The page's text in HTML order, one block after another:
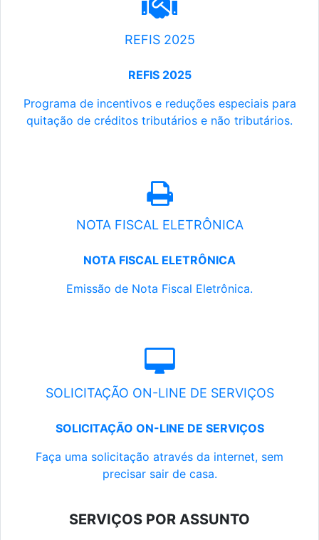
REFIS 2025
REFIS 2025
Programa de incentivos e reduções especiais para
quitação de créditos tributários e não tributários.
NOTA FISCAL ELETRÔNICA
NOTA FISCAL ELETRÔNICA
Emissão de Nota Fiscal Eletrônica.
SOLICITAÇÃO ON-LINE DE SERVIÇOS
SOLICITAÇÃO ON-LINE DE SERVIÇOS
Faça uma solicitação através da internet, sem
precisar sair de casa.
SERVIÇOS POR ASSUNTO